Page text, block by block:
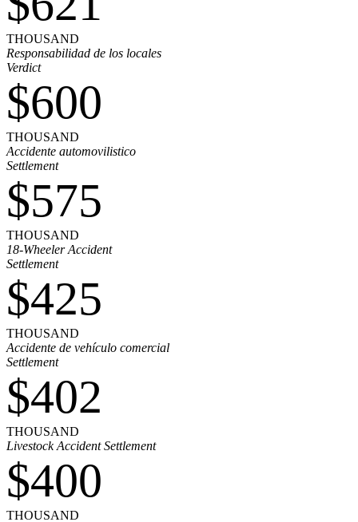
THOUSAND
Responsabilidad de los locales
Verdict
$600
THOUSAND
Accidente automovilistico
Settlement
$575
THOUSAND
18-Wheeler Accident
Settlement
$425
THOUSAND
Accidente de vehículo comercial
Settlement
$402
THOUSAND
Livestock Accident Settlement
$400
THOUSAND